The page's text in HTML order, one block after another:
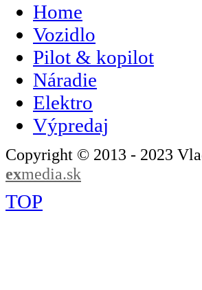
Home
Vozidlo
Pilot & kopilot
Náradie
Elektro
Výpredaj
Copyright © 2013 - 2023
exmedia.sk
TOP